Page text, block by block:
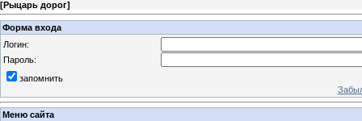
[Рыцарь дорог]
Форма входа
Логин:
Пароль:
запомнить
Меню сайта